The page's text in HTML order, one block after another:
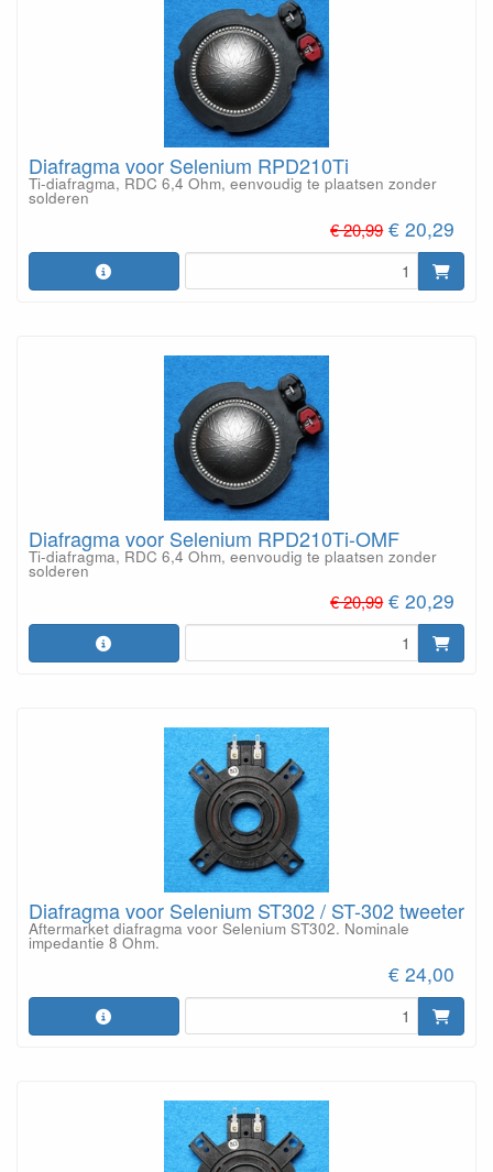
Diafragma voor Selenium RPD210Ti
Ti-diafragma, RDC 6,4 Ohm, eenvoudig te plaatsen zonder
solderen
€ 20,99 € 20,29
Diafragma voor Selenium RPD210Ti-OMF
Ti-diafragma, RDC 6,4 Ohm, eenvoudig te plaatsen zonder
solderen
€ 20,99 € 20,29
Diafragma voor Selenium ST302 / ST-302 tweeter
Aftermarket diafragma voor Selenium ST302. Nominale
impedantie 8 Ohm.
€ 24,00